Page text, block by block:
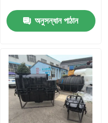
অনুসন্ধান পাঠান